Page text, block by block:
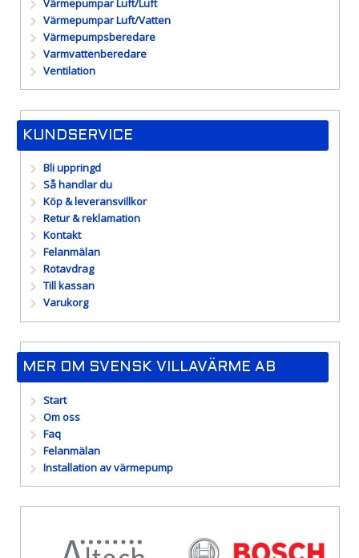
Värmepumpar Luft/Luft
Värmepumpar Luft/Vatten
Värmepumpsberedare
Varmvattenberedare
Ventilation
KUNDSERVICE
Bli uppringd
Så handlar du
Köp & leveransvillkor
Retur & reklamation
Kontakt
Felanmälan
Rotavdrag
Till kassan
Varukorg
MER OM SVENSK VILLAVÄRME AB
Start
Om oss
Faq
Felanmälan
Installation av värmepump